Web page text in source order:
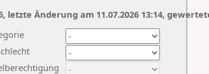
letzte Änderung am 11.07.2026 13:14,